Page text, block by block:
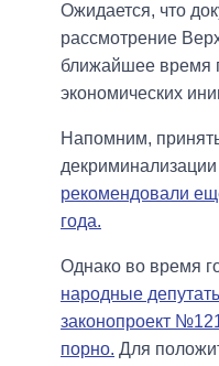
Ожидается, что
рассмотрение
ближайшее время
экономических
Напомним,
рекомендовали
года.
Однако во время
народные
законопроект
порно. Для